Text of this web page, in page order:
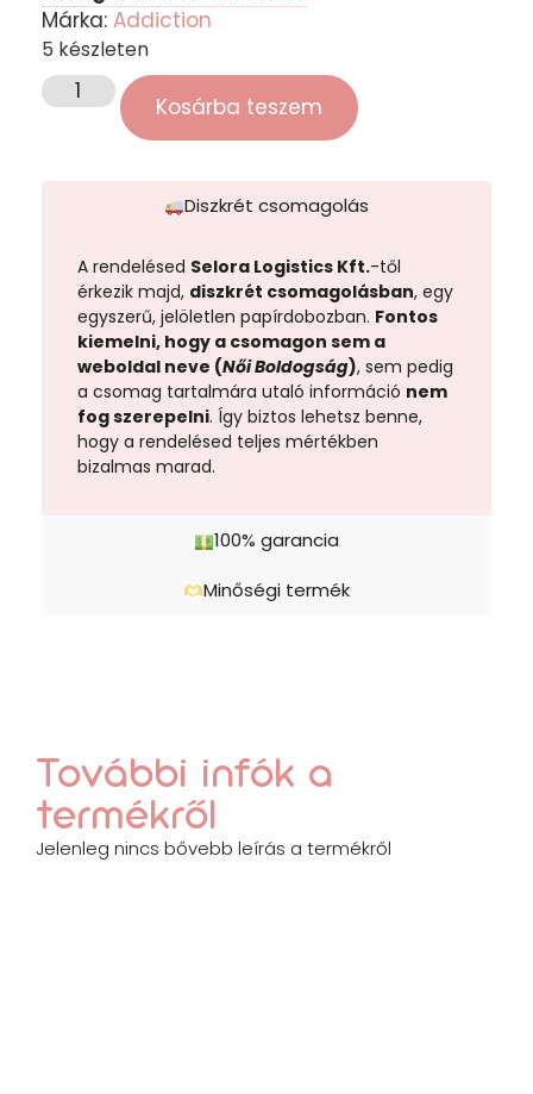
Márka: Addiction
5 készleten
Kosárba teszem
Diszkrét csomagolás
100% garancia
Minőségi termék
A rendelésed Selora Logistics Kft.-től
érkezik majd, diszkrét csomagolásban, egy
egyszerű, jelöletlen papírdobozban. Fontos
kiemelni, hogy a csomagon sem a
weboldal neve (Női Boldogság), sem pedig
a csomag tartalmára utaló információ nem
fog szerepelni. Így biztos lehetsz benne,
hogy a rendelésed teljes mértékben
bizalmas marad.
További infók a
termékről
Jelenleg nincs bővebb leírás a termékről